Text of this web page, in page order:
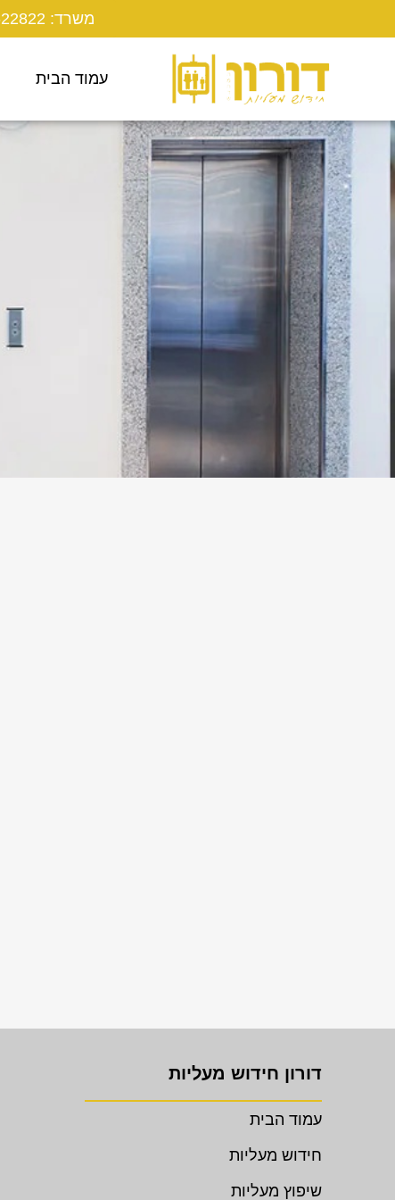
משרד: 03-9622822
עמוד הבית
דורון חידוש מעליות
עמוד הבית
חידוש מעליות
שיפוץ מעליות